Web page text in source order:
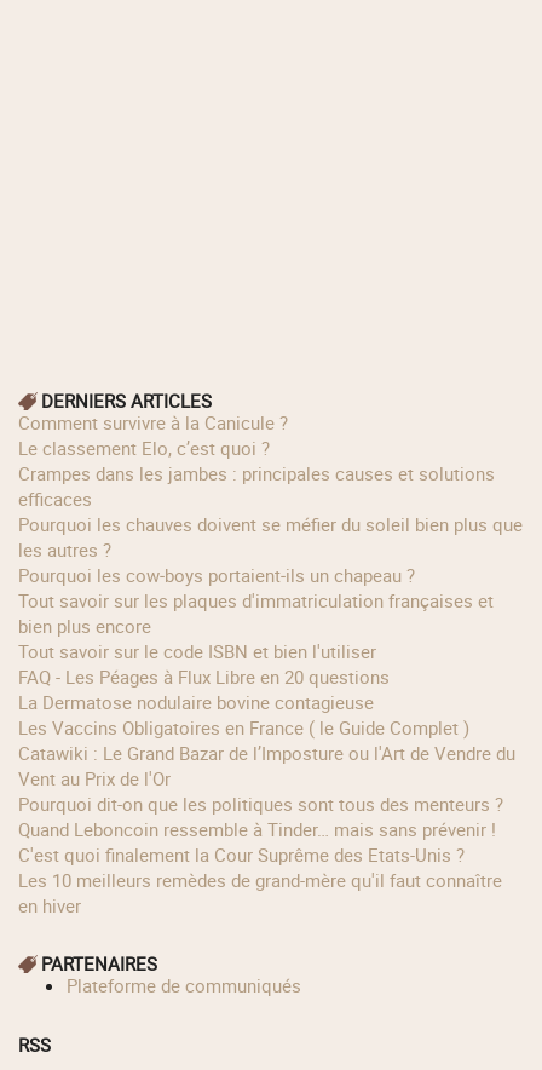
DERNIERS ARTICLES
Comment survivre à la Canicule ?
Le classement Elo, c’est quoi ?
Crampes dans les jambes : principales causes et solutions
efficaces
Pourquoi les chauves doivent se méfier du soleil bien plus que
les autres ?
Pourquoi les cow‑boys portaient‑ils un chapeau ?
Tout savoir sur les plaques d'immatriculation françaises et
bien plus encore
Tout savoir sur le code ISBN et bien l'utiliser
FAQ - Les Péages à Flux Libre en 20 questions
La Dermatose nodulaire bovine contagieuse
Les Vaccins Obligatoires en France ( le Guide Complet )
Catawiki : Le Grand Bazar de l’Imposture ou l'Art de Vendre du
Vent au Prix de l'Or
Pourquoi dit-on que les politiques sont tous des menteurs ?
Quand Leboncoin ressemble à Tinder… mais sans prévenir !
C'est quoi finalement la Cour Suprême des Etats-Unis ?
Les 10 meilleurs remèdes de grand-mère qu'il faut connaître
en hiver
PARTENAIRES
Plateforme de communiqués
RSS